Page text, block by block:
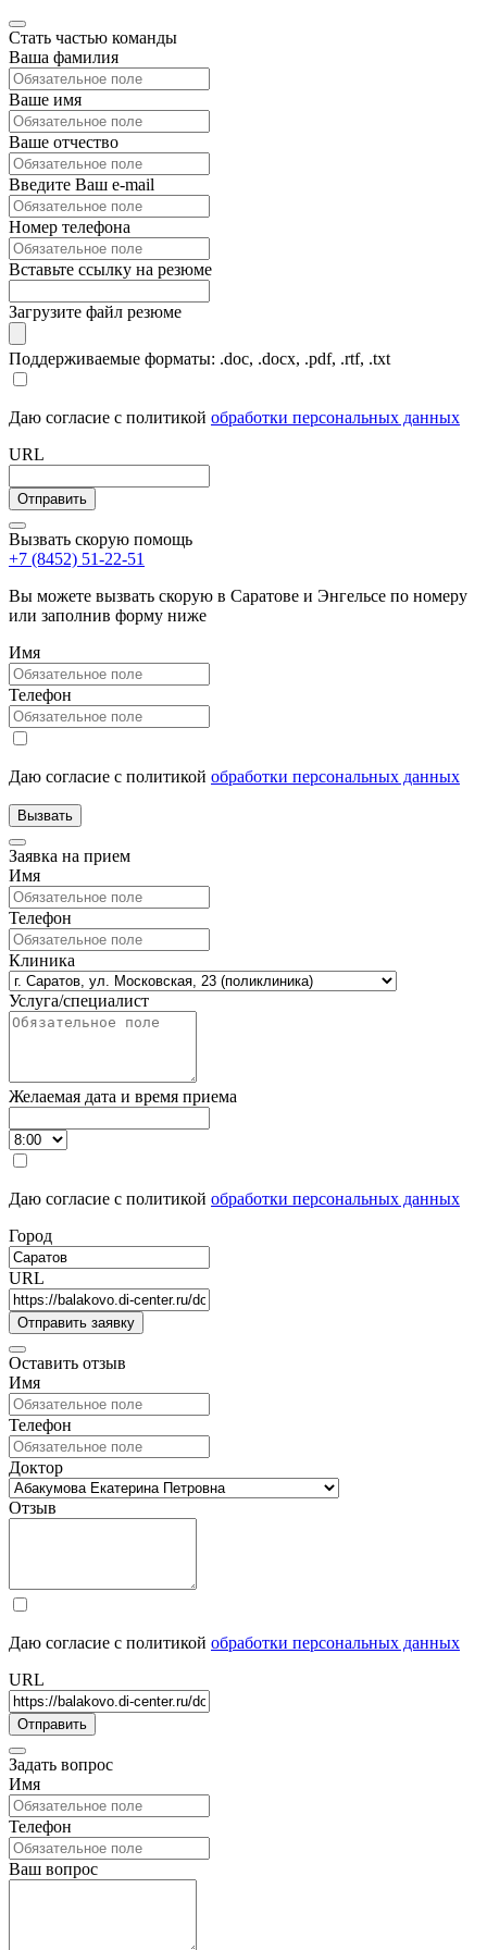
Стать частью команды
Ваша фамилия
Ваше имя
Ваше отчество
Введите Ваш e-mail
Номер телефона
Вставьте ссылку на резюме
Загрузите файл резюме
Поддерживаемые форматы: .doc, .docx, .pdf, .rtf, .txt
Даю согласие с политикой обработки персональных данных
URL
Вызвать скорую помощь
+7 (8452) 51-22-51
Вы можете вызвать скорую в Саратове и Энгельсе по номеру
или заполнив форму ниже
Имя
Телефон
Даю согласие с политикой обработки персональных данных
Заявка на прием
Имя
Телефон
Клиника
Услуга/специалист
Желаемая дата и время приема
Даю согласие с политикой обработки персональных данных
Город
URL
Оставить отзыв
Имя
Телефон
Доктор
Отзыв
Даю согласие с политикой обработки персональных данных
URL
Задать вопрос
Имя
Телефон
Ваш вопрос